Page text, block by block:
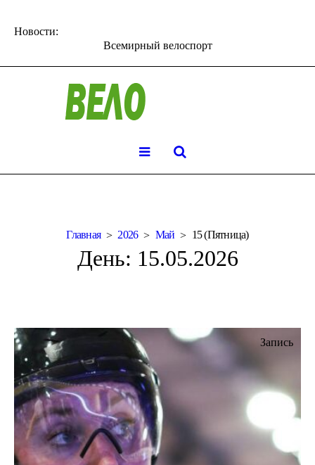
Новости:
Всемирный велоспорт
Главная 2026 Май 15 (Пятница)
День: 15.05.2026
Запись